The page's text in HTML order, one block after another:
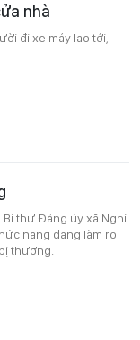
nhà
đi xe máy lao tới,
Bí thư Đảng ủy xã Nghi
năng đang làm rõ
thương.